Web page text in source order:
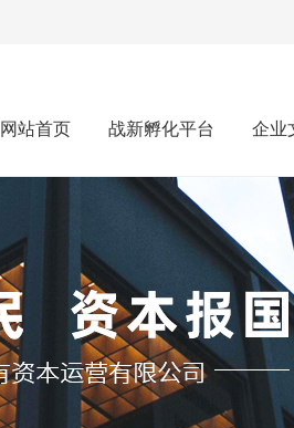
网站首页 战新孵化平台 企业